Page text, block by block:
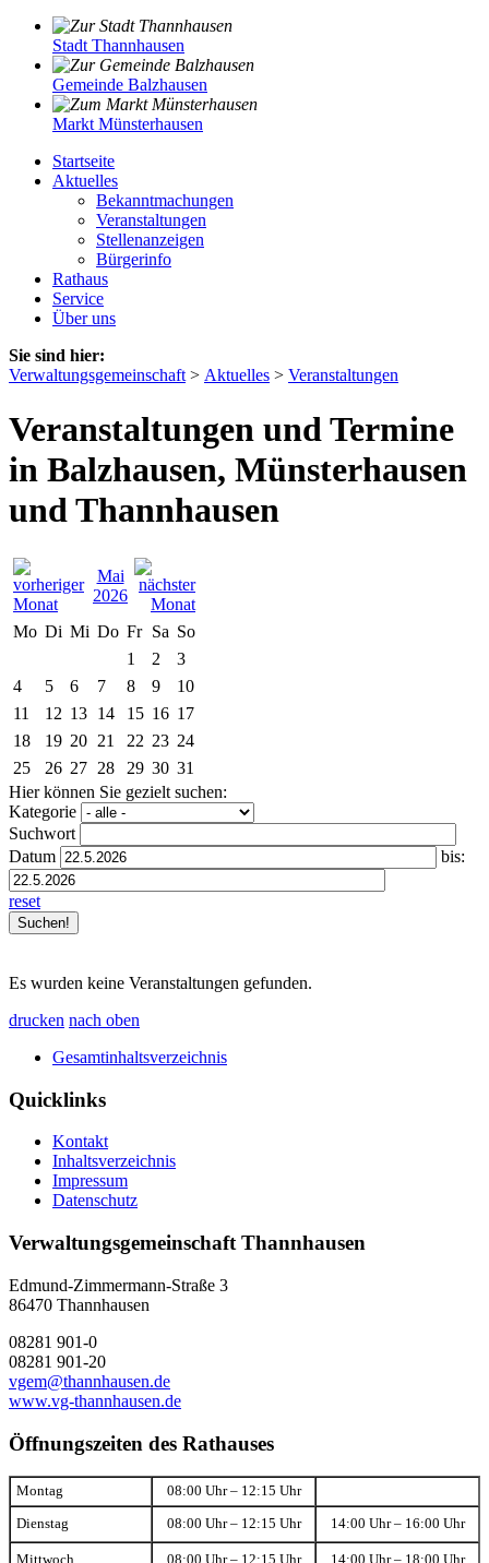
Stadt Thannhausen
Gemeinde Balzhausen
Markt Münsterhausen
Startseite
Aktuelles
Bekanntmachungen
Veranstaltungen
Stellenanzeigen
Bürgerinfo
Rathaus
Service
Über uns
Sie sind hier:
Verwaltungsgemeinschaft > Aktuelles > Veranstaltungen
Veranstaltungen und Termine
in Balzhausen, Münsterhausen
und Thannhausen
Mai
2026
Mo Di Mi Do Fr Sa So
1
2
3
4
5 6 7 8 9
10
11
12 13 14 15 16 17
18
19 20 21 22 23 24
25
26 27 28 29 30 31
Hier können Sie gezielt suchen:
Kategorie
Suchwort
Datum
bis:
reset
Es wurden keine Veranstaltungen gefunden.
drucken nach oben
Gesamtinhaltsverzeichnis
Quicklinks
Kontakt
Inhaltsverzeichnis
Impressum
Datenschutz
Verwaltungsgemeinschaft Thannhausen
Edmund-Zimmermann-Straße 3
86470 Thannhausen
08281 901-0
08281 901-20
vgem@thannhausen.de
www.vg-thannhausen.de
Öffnungszeiten des Rathauses
Montag 08:00 Uhr – 12:15 Uhr
Dienstag 08:00 Uhr – 12:15 Uhr 14:00 Uhr – 16:00 Uhr